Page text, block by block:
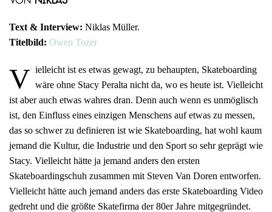
Text & Interview: Niklas Müller.
Titelbild: Owen Tozer
V ielleicht ist es etwas gewagt, zu behaupten, Skateboarding
wäre ohne Stacy Peralta nicht da, wo es heute ist. Vielleicht
ist aber auch etwas wahres dran. Denn auch wenn es unmöglisch
ist, den Einfluss eines einzigen Menschens auf etwas zu messen,
das so schwer zu definieren ist wie Skateboarding, hat wohl kaum
jemand die Kultur, die Industrie und den Sport so sehr geprägt wie
Stacy. Vielleicht hätte ja jemand anders den ersten
Skateboardingschuh zusammen mit Steven Van Doren entworfen.
Vielleicht hätte auch jemand anders das erste Skateboarding Video
gedreht und die größte Skatefirma der 80er Jahre mitgegründet.